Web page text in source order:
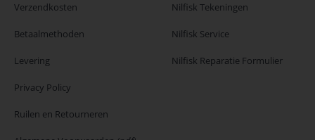
Verzendkosten
Betaalmethoden
Levering
Privacy Policy
Ruilen en Retourneren
Nilfisk Tekeningen
Nilfisk Service
Nilfisk Reparatie Formulier